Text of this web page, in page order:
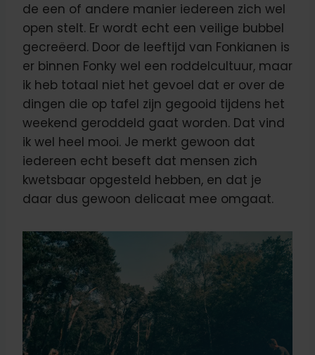
de een of andere manier iedereen zich wel
open stelt. Er wordt echt een veilige bubbel
gecreëerd. Door de leeftijd van Fonkianen is
er binnen Fonky wel een roddelcultuur, maar
ik heb totaal niet het gevoel dat er over de
dingen die op tafel zijn gegooid tijdens het
weekend geroddeld gaat worden. Dat vind
ik wel heel mooi. Je merkt gewoon dat
iedereen echt beseft dat mensen zich
kwetsbaar opgesteld hebben, en dat je
daar dus gewoon delicaat mee omgaat.